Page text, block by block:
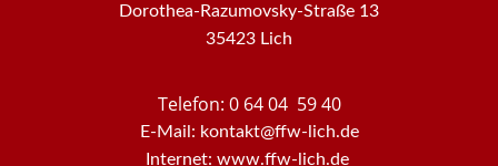
Dorothea-Razumovsky-Straße 13
35423 Lich
Telefon: 0 64 04 59 40
E-Mail: kontakt@ffw-lich.de
Internet: www.ffw-lich.de